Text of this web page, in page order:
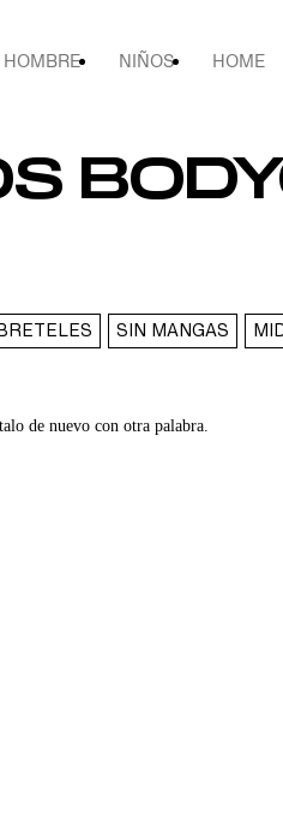
HOMBRE NIÑOS HOME
SIN MANGAS
de nuevo con otra palabra.